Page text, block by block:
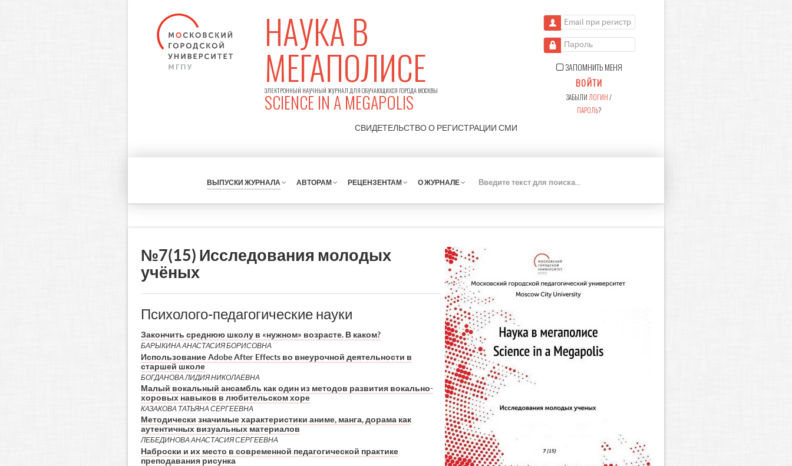
НАУКА В
МЕГАПОЛИСЕ
ЭЛЕКТРОННЫЙ НАУЧНЫЙ ЖУРНАЛ ДЛЯ ОБУЧАЮЩИХСЯ ГОРОДА МОСКВЫ
SCIENCE IN A MEGAPOLIS
СВИДЕТЕЛЬСТВО О РЕГИСТРАЦИИ СМИ
Email при регистрации
Пароль
ЗАПОМНИТЬ МЕНЯ
ВОЙТИ
ЗАБЫЛИ ЛОГИН/
ПАРОЛЬ?
ВЫПУСКИ ЖУРНАЛА АВТОРАМ РЕЦЕНЗЕНТАМ О ЖУРНАЛЕ
К
№7(15) Исследования молодых
учёных
Психолого-педагогические науки
Закончить среднюю школу в «нужном» возрасте. В каком?
БАРЫКИНА АНАСТАСИЯ БОРИСОВНА
Использование Adobe After Effects во внеурочной деятельности в
старшей школе
БОГДАНОВА ЛИДИЯ НИКОЛАЕВНА
Малый вокальный ансамбль как один из методов развития вокально-
хоровых навыков в любительском хоре
КАЗАКОВА ТАТЬЯНА СЕРГЕЕВНА
Методически значимые характеристики аниме, манга, дорама как
аутентичных визуальных материалов
ЛЕБЕДИНОВА АНАСТАСИЯ СЕРГЕЕВНА
Наброски и их место в современной педагогической практике
преподавания рисунка